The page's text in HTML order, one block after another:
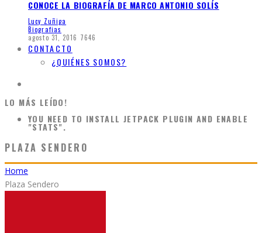
CONOCE LA BIOGRAFÍA DE MARCO ANTONIO SOLÍS
Lucy Zuñiga
Biografias
agosto 31, 2016 7646
CONTACTO
¿QUIÉNES SOMOS?
LO MÁS LEÍDO!
YOU NEED TO INSTALL JETPACK PLUGIN AND ENABLE
"STATS".
PLAZA SENDERO
Home
Plaza Sendero